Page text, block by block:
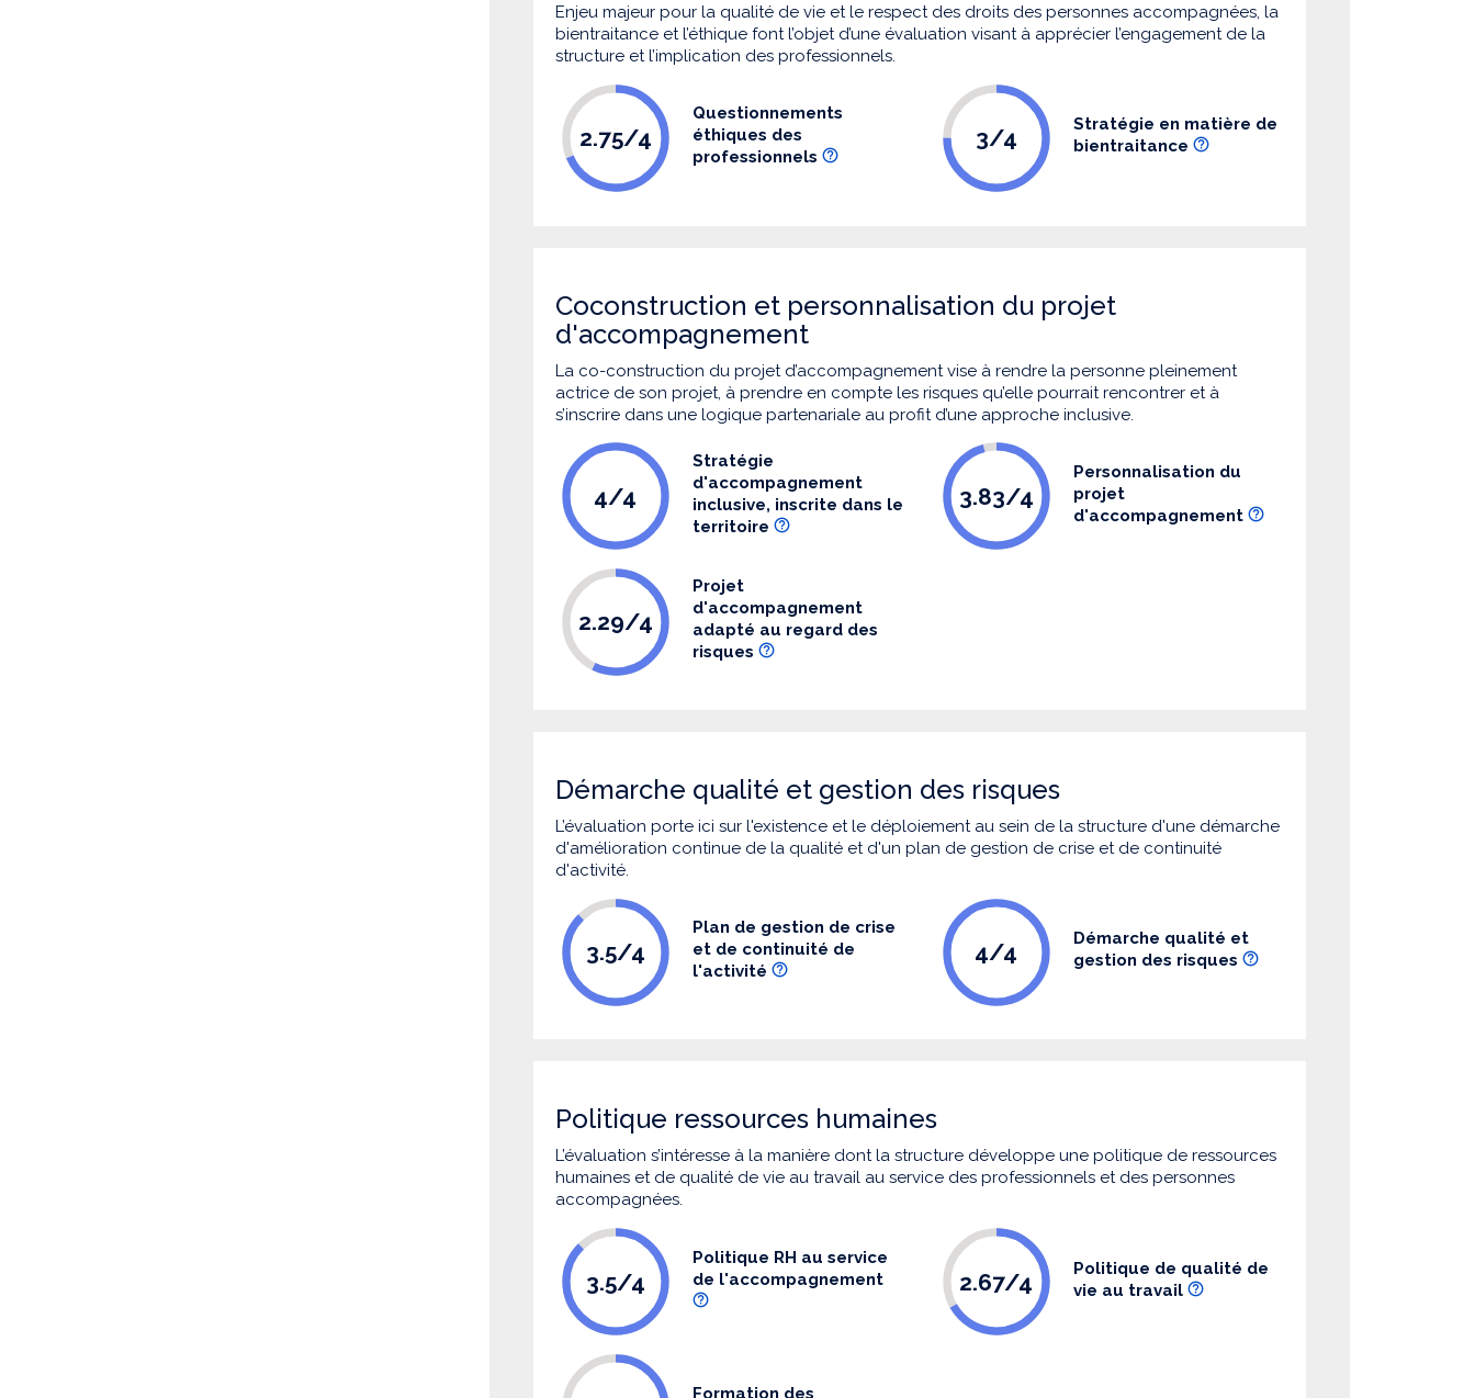
Enjeu majeur pour la qualité de vie et le respect des droits des personnes accompagnées, la
bientraitance et l’éthique font l’objet d’une évaluation visant à apprécier l’engagement de la
structure et l’implication des professionnels.
2.75/4
Questionnements
éthiques des
professionnels
3/4
Stratégie en matière de
bientraitance
Coconstruction et personnalisation du projet
d'accompagnement
La co-construction du projet d’accompagnement vise à rendre la personne pleinement
actrice de son projet, à prendre en compte les risques qu’elle pourrait rencontrer et à
s’inscrire dans une logique partenariale au profit d’une approche inclusive.
4/4
Stratégie
d'accompagnement
inclusive, inscrite dans le
territoire
3.83/4
Personnalisation du
projet
d'accompagnement
2.29/4
Projet
d'accompagnement
adapté au regard des
risques
Démarche qualité et gestion des risques
L’évaluation porte ici sur l'existence et le déploiement au sein de la structure d'une démarche
d'amélioration continue de la qualité et d'un plan de gestion de crise et de continuité
d'activité.
3.5/4
Plan de gestion de crise
et de continuité de
l'activité
4/4
Démarche qualité et
gestion des risques
Politique ressources humaines
L’évaluation s’intéresse à la manière dont la structure développe une politique de ressources
humaines et de qualité de vie au travail au service des professionnels et des personnes
accompagnées.
3.5/4
Politique RH au service
de l'accompagnement
2.67/4
Politique de qualité de
vie au travail
Formation des